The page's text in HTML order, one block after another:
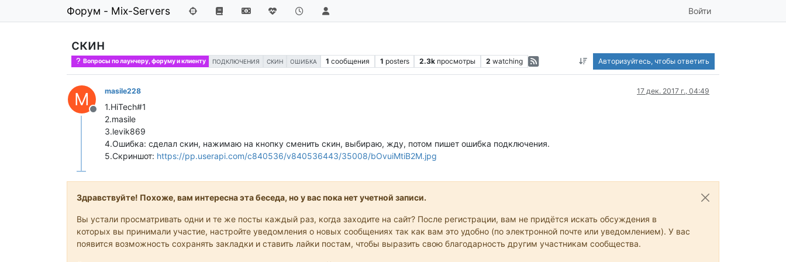
Форум - Mix-Servers Войти
скин
Вопросы по лаунчеру, форуму и клиенту ПОДКЛЮЧЕНИЯ СКИН ОШИБКА 1 сообщения 1 posters 2.3k просмотры 2 watching Авторизуйтесь, чтобы ответить
M
Не в сети
masile228 17 дек. 2017 г., 04:49
1.HiTech#1
2.masile
3.levik869
4.Ошибка: сделал скин, нажимаю на кнопку сменить скин, выбираю, жду, потом пишет ошибка подключения.
5.Скриншот: https://pp.userapi.com/c840536/v840536443/35008/bOvuiMtiB2M.jpg
Здравствуйте! Похоже, вам интересна эта беседа, но у вас пока нет учетной записи.
Вы устали просматривать одни и те же посты каждый раз, когда заходите на сайт? После регистрации, вам не придётся искать обсуждения в
которых вы принимали участие, настройте уведомления о новых сообщениях так как вам это удобно (по электронной почте или уведомлением). У вас
появится возможность сохранять закладки и ставить лайки постам, чтобы выразить свою благодарность другим участникам сообщества.